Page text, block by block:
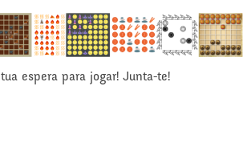
espera para jogar! Junta-te!